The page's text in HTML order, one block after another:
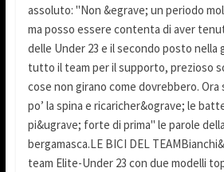
assoluto: "Non &egrave; un periodo
ma posso essere contenta di aver
delle Under 23 e il secondo posto nella
tutto il team per il supporto, prezioso
cose non girano come dovrebbero.
po’ la spina e ricaricher&ograve; le
pi&ugrave; forte di prima" le parole
bergamasca.LE BICI DEL
team Elite-Under 23 con due modelli